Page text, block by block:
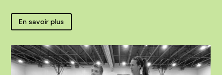
En savoir plus